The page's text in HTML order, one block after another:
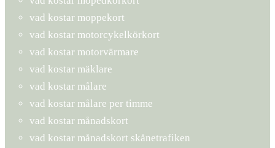
vad kostar moppekort
vad kostar motorcykelkörkort
vad kostar motorvärmare
vad kostar mäklare
vad kostar målare
vad kostar målare per timme
vad kostar månadskort
vad kostar månadskort skånetrafiken